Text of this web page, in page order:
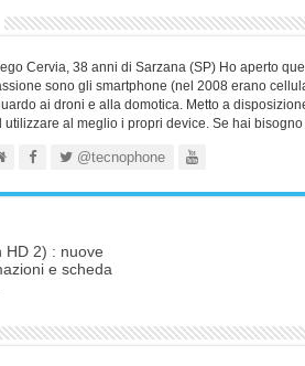
Cervia, 38 anni di Sarzana (SP) Ho aperto
sono gli smartphone (nel 2008 erano
ai droni e alla domotica. Metto a
utilizzare al meglio i propri device. Se hai
@tecnophone
HD 2) : nuove
e scheda